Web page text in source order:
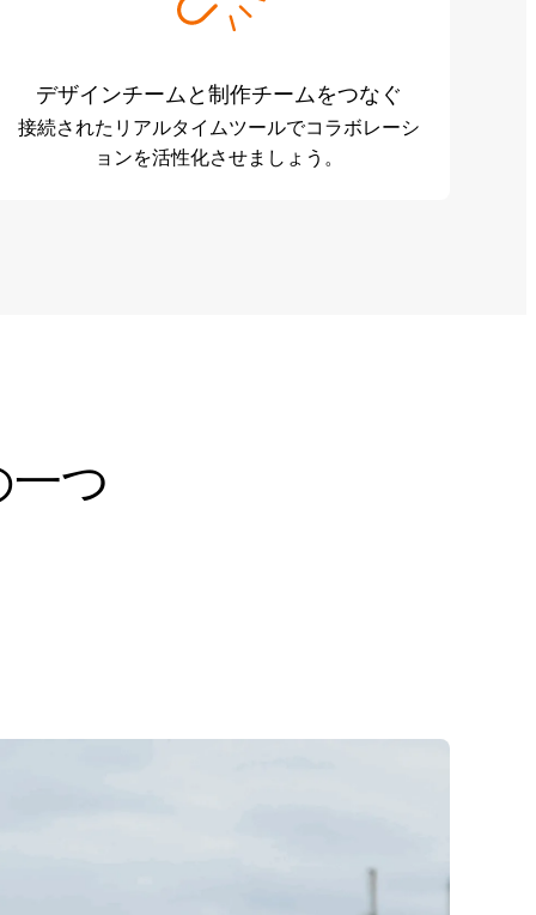
デザインチームと制作チームをつなぐ
接続されたリアルタイムツールでコラボレーシ
ョンを活性化させましょう。
つ